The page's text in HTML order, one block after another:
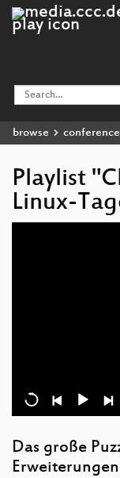
browse
Playlist
Linux-
Das große
Erweiterungen